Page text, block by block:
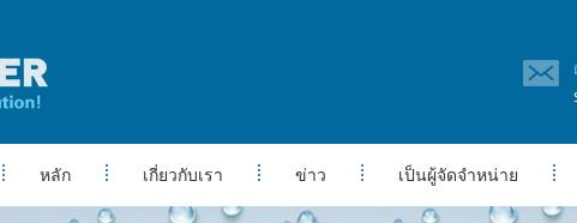
หลัก เกี่ยวกับเรา ข่าว เป็นผู้จัดจำหน่าย